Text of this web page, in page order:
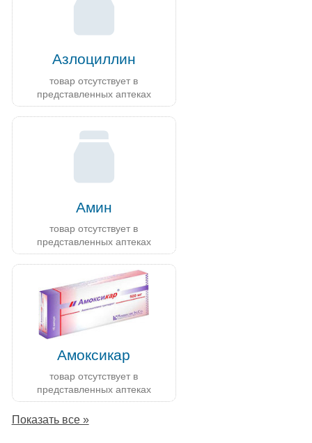
Азлоциллин
товар отсутствует в
представленных аптеках
Амин
товар отсутствует в
представленных аптеках
Амоксикар
товар отсутствует в
представленных аптеках
Показать все »